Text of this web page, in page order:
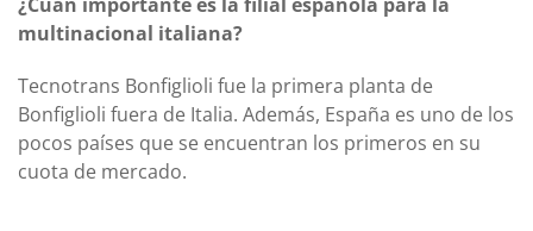
multinacional italiana?
Tecnotrans Bonfiglioli fue la primera planta de
Bonfiglioli fuera de Italia. Además, España es uno de los
pocos países que se encuentran los primeros en su
cuota de mercado.